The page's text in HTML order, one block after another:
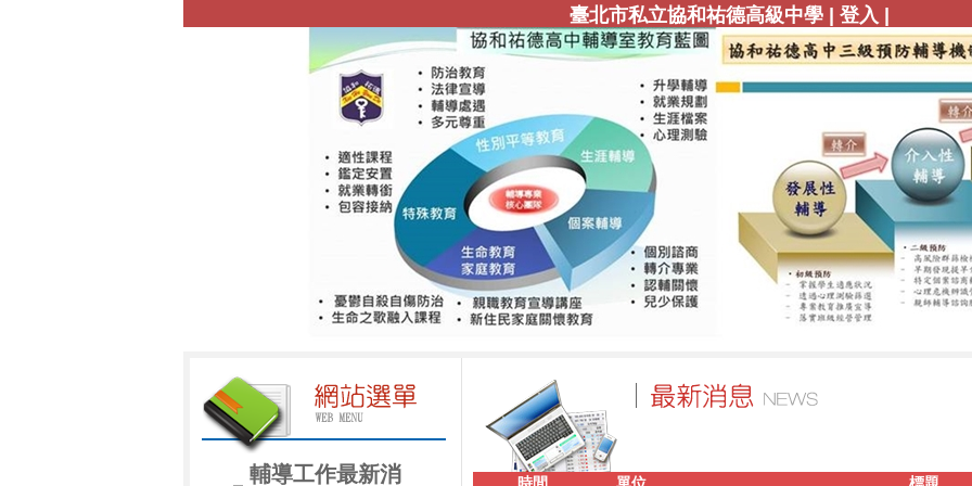
臺北市私立協和祐德高級中學| 登入 |
輔導工作最新消